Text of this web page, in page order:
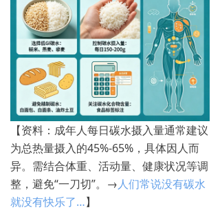
【‌资料：成年人每日碳水摄入量通常建议
为总热量摄入的45%-65%，具体因人而
异‌。需结合体重、活动量、健康状况等调
整，避免“一刀切”。→人们常说没有碳水
就没有快乐了…】